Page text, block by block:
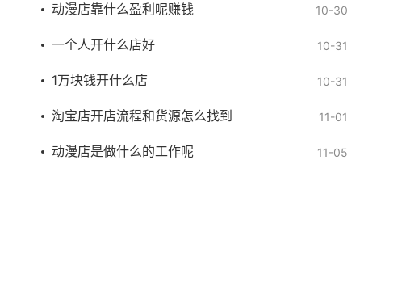
动漫店靠什么盈利呢赚钱 10-30
一个人开什么店好 10-31
1万块钱开什么店 10-31
淘宝店开店流程和货源怎么找到 11-01
动漫店是做什么的工作呢 11-05